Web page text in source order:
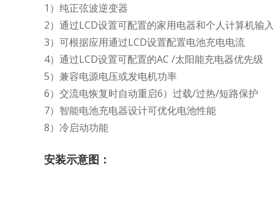
1）纯正弦波逆变器
2）通过LCD设置可配置的家用电器和个人计算机输
3）可根据应用通过LCD设置配置电池充电电流
4）通过LCD设置可配置的AC /太阳能充电器优先级
5）兼容电源电压或发电机功率
6）交流电恢复时自动重启6）过载/过热/短路保护
7）智能电池充电器设计可优化电池性能
8）冷启动功能
安装示意图：